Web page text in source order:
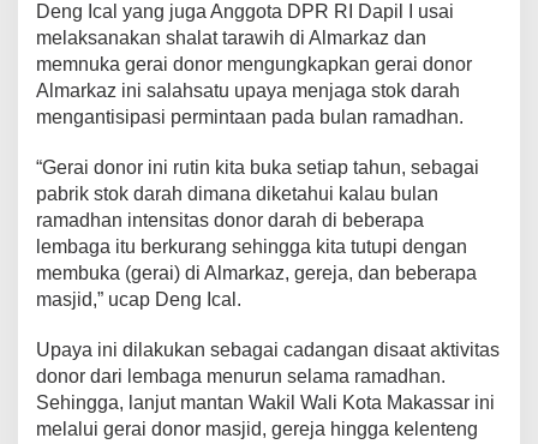
t
R
a
m
a
d
a
n
Deng Ical yang juga Anggota DPR RI Dapil I usai
melaksanakan shalat tarawih di Almarkaz dan
memnuka gerai donor mengungkapkan gerai donor
Almarkaz ini salahsatu upaya menjaga stok darah
mengantisipasi permintaan pada bulan ramadhan.
“Gerai donor ini rutin kita buka setiap tahun, sebagai
pabrik stok darah dimana diketahui kalau bulan
ramadhan intensitas donor darah di beberapa
lembaga itu berkurang sehingga kita tutupi dengan
membuka (gerai) di Almarkaz, gereja, dan beberapa
masjid,” ucap Deng Ical.
Upaya ini dilakukan sebagai cadangan disaat aktivitas
donor dari lembaga menurun selama ramadhan.
Sehingga, lanjut mantan Wakil Wali Kota Makassar ini
melalui gerai donor masjid, gereja hingga kelenteng